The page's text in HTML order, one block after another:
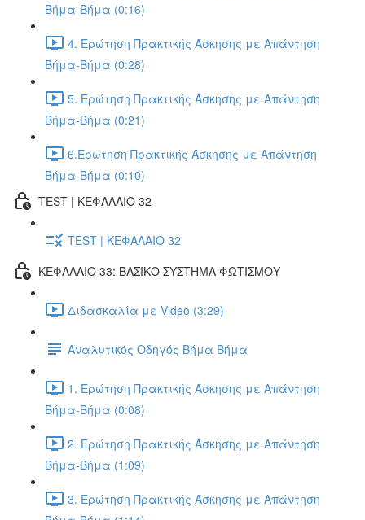
Βήμα-Βήμα (0:16)
4. Ερώτηση Πρακτικής Άσκησης με Απάντηση
Βήμα-Βήμα (0:28)
5. Ερώτηση Πρακτικής Άσκησης με Απάντηση
Βήμα-Βήμα (0:21)
6.Ερώτηση Πρακτικής Άσκησης με Απάντηση
Βήμα-Βήμα (0:10)
TEST | ΚΕΦΑΛΑΙΟ 32
TEST | ΚΕΦΑΛΑΙΟ 32
ΚΕΦΑΛΑΙΟ 33: ΒΑΣΙΚΟ ΣΥΣΤΗΜΑ ΦΩΤΙΣΜΟΥ
Διδασκαλία με Video (3:29)
Αναλυτικός Οδηγός Βήμα Βήμα
1. Ερώτηση Πρακτικής Άσκησης με Απάντηση
Βήμα-Βήμα (0:08)
2. Ερώτηση Πρακτικής Άσκησης με Απάντηση
Βήμα-Βήμα (1:09)
3. Ερώτηση Πρακτικής Άσκησης με Απάντηση